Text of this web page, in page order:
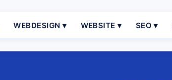
WEBDESIGN ▾ WEBSITE ▾ SEO ▾